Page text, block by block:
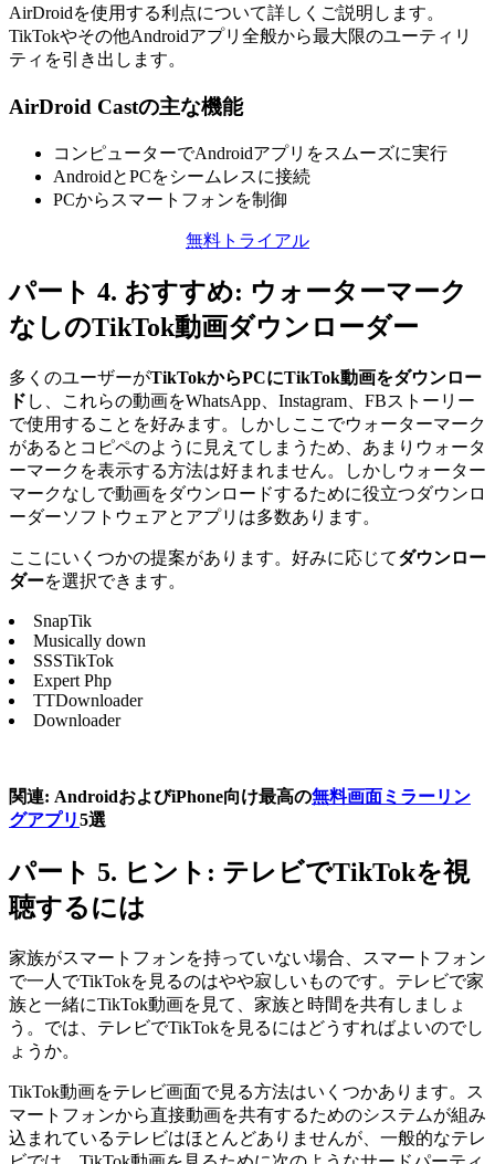
AirDroidを使用する利点について詳しくご説明します。
TikTokやその他Androidアプリ全般から最大限のユーティリ
ティを引き出します。
AirDroid Castの主な機能
コンピューターでAndroidアプリをスムーズに実行
AndroidとPCをシームレスに接続
PCからスマートフォンを制御
無料トライアル
パート 4. おすすめ: ウォーターマーク
なしのTikTok動画ダウンローダー
多くのユーザーがTikTokからPCにTikTok動画をダウンロー
ド し、これらの動画をWhatsApp、Instagram、FBストーリー
で使用することを好みます。しかしここでウォーターマーク
があるとコピペのように見えてしまうため、あまりウォータ
ーマークを表示する方法は好まれません。しかしウォーター
マークなしで動画をダウンロードするために役立つダウンロ
ーダーソフトウェアとアプリは多数あります。
ここにいくつかの提案があります。好みに応じてダウンロー
ダーを選択できます。
SnapTik
Musically down
SSSTikTok
Expert Php
TTDownloader
Downloader
関連: AndroidおよびiPhone向け最高の無料画面ミラーリン
グアプリ5選
パート 5. ヒント: テレビでTikTokを視
聴するには
家族がスマートフォンを持っていない場合、スマートフォン
で一人でTikTokを見るのはやや寂しいものです。テレビで家
族と一緒にTikTok動画を見て、家族と時間を共有しましょ
う。では、テレビでTikTokを見るにはどうすればよいのでし
ょうか。
TikTok動画をテレビ画面で見る方法はいくつかあります。ス
マートフォンから直接動画を共有するためのシステムが組み
込まれているテレビはほとんどありませんが、一般的なテレ